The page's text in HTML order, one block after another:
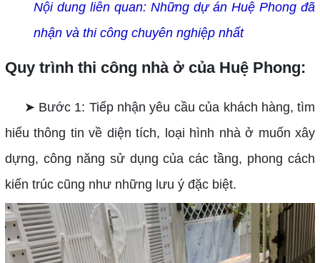
Nội dung liên quan: Những dự án Huệ Phong đã
nhận và thi công chuyên nghiệp nhất
Quy trình thi công nhà ở của Huệ Phong:
➤ Bước 1: Tiếp nhận yêu cầu của khách hàng, tìm
hiểu thông tin về diện tích, loại hình nhà ở muốn xây
dựng, công năng sử dụng của các tầng, phong cách
kiến trúc cũng như những lưu ý đặc biệt.